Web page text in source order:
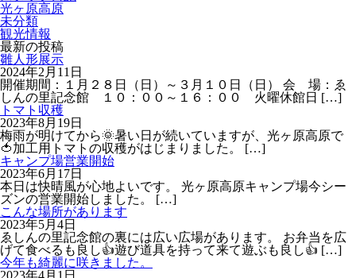
光ヶ原高原
未分類
観光情報
最新の投稿
雛人形展示
2024年2月11日
開催期間：１月２８日（日）～３月１０日（日） 会 場：ゑ
しんの里記念館 １０：００～１６：００ 火曜休館日 […]
トマト収穫
2023年8月19日
梅雨が明けてから🌞暑い日が続いていますが、光ヶ原高原で
🍅加工用トマトの収穫がはじまりました。 […]
キャンプ場営業開始
2023年6月17日
本日は快晴風が心地よいです。 光ヶ原高原キャンプ場今シー
ズンの営業開始しました。 […]
こんな場所があります
2023年5月4日
ゑしんの里記念館の裏には広い広場があります。 お弁当を広
げて食べるも良し👍遊び道具を持って来て遊ぶも良し👍 […]
今年も綺麗に咲きました。
2023年4月1日